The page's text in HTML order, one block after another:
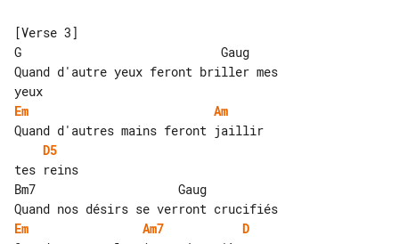
[Verse 3]
G                            Gaug
Quand d'autre yeux feront briller mes
Em
Am
D5
tes reins
Bm7                    Gaug
Em
Am7
D